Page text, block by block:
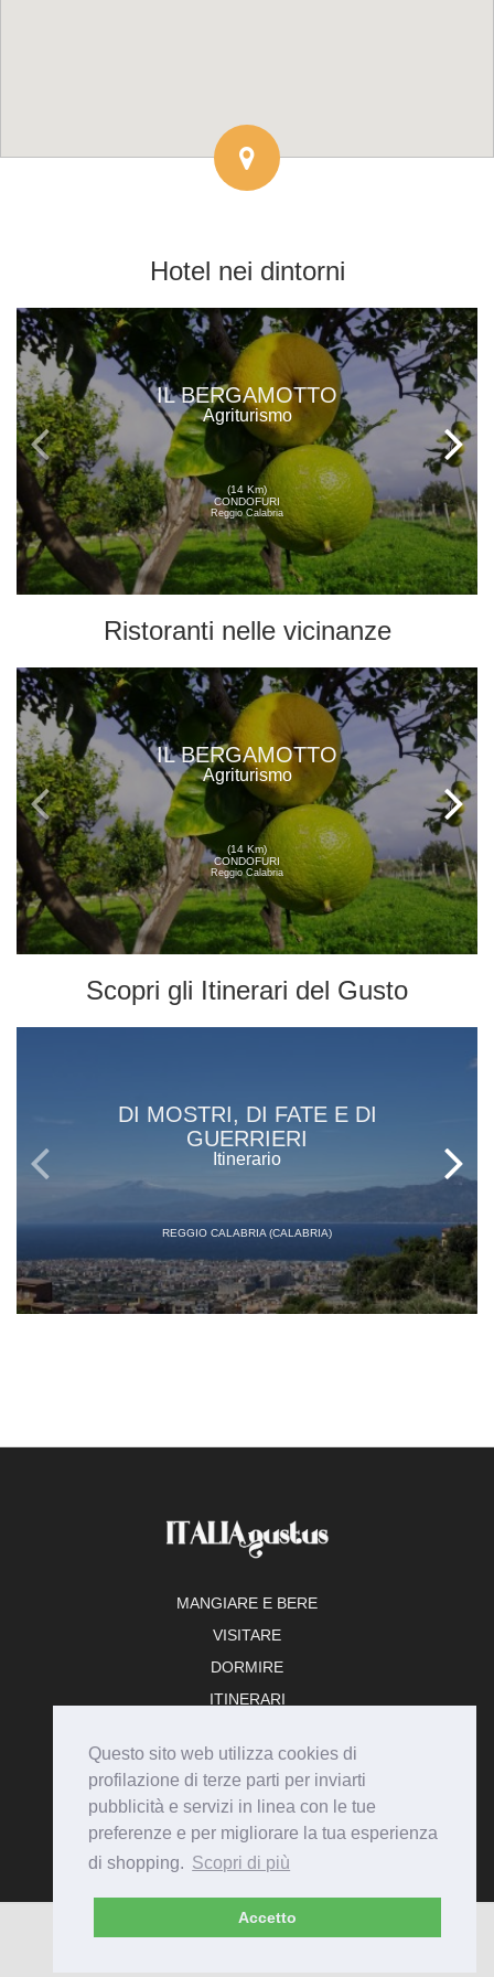
Questo sito web utilizza cookies di
profilazione di terze parti per inviarti
pubblicità e servizi in linea con le tue
preferenze e per migliorare la tua esperienza
di shopping. Scopri di più
Accetto
Hotel nei dintorni
IL BERGAMOTTO
Agriturismo
(14 Km)
CONDOFURI
Reggio Calabria
Ristoranti nelle vicinanze
IL BERGAMOTTO
Agriturismo
(14 Km)
CONDOFURI
Reggio Calabria
Scopri gli Itinerari del Gusto
DI MOSTRI, DI FATE E DI
GUERRIERI
Itinerario
REGGIO CALABRIA (CALABRIA)
MANGIARE E BERE
VISITARE
DORMIRE
ITINERARI
ADERISCI
© Italiagustus 2026 - Tutti i diritti riservati.